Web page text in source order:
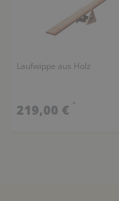
Laufwippe aus Holz
219,00 € *